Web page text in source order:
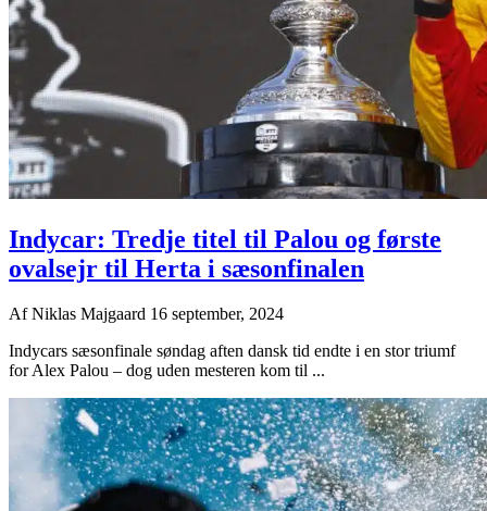
Indycar: Tredje titel til Palou og første
ovalsejr til Herta i sæsonfinalen
AfNiklas Majgaard 16 september, 2024
Indycars sæsonfinale søndag aften dansk tid endte i en stor triumf
for Alex Palou – dog uden mesteren kom til ...